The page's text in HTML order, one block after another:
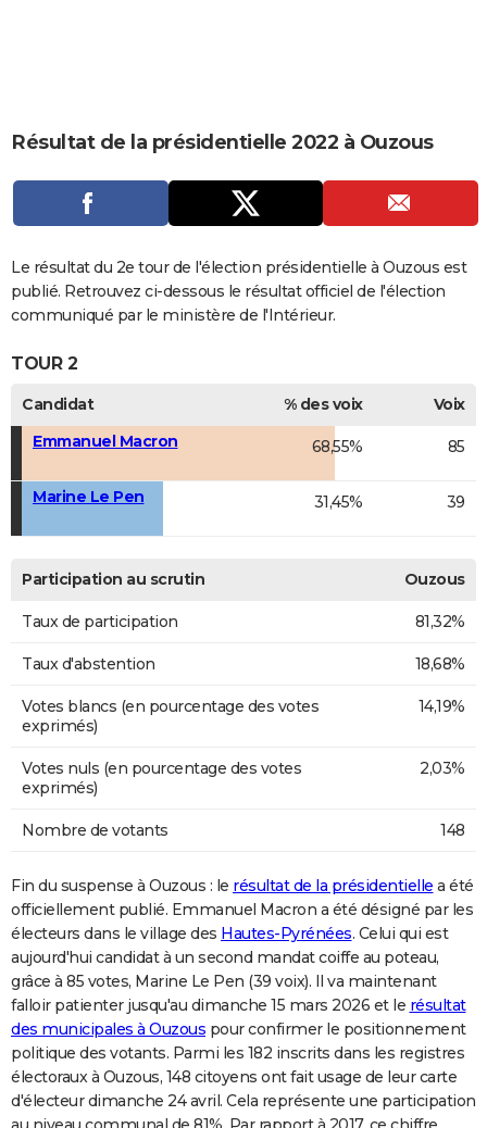
Carte de Noël
Carte Bonne année
Carte Saint-Valentin
Carte Pâques
Carte d'anniversaire
DICTIONNAIRE
COPAINS D'AVANT
Se connecter
Entreprises
Service militaire
Avis de recherche
Résultat de la présidentielle 2022 à Ouzous
Le résultat du 2e tour de l'élection présidentielle à Ouzous est
publié. Retrouvez ci-dessous le résultat officiel de l'élection
communiqué par le ministère de l'Intérieur.
TOUR 2
Candidat % des voix
Voix
Emmanuel Macron
68,55% 85
Marine Le Pen 31,45% 39
Participation au scrutin Ouzous
Taux de participation 81,32%
Taux d'abstention 18,68%
Votes blancs (en pourcentage des votes
exprimés)
14,19%
Votes nuls (en pourcentage des votes
exprimés)
2,03%
Nombre de votants 148
Fin du suspense à Ouzous : le résultat de la présidentielle a été
officiellement publié. Emmanuel Macron a été désigné par les
électeurs dans le village des Hautes-Pyrénées. Celui qui est
aujourd'hui candidat à un second mandat coiffe au poteau,
grâce à 85 votes, Marine Le Pen (39 voix). Il va maintenant
falloir patienter jusqu'au dimanche 15 mars 2026 et le résultat
des municipales à Ouzous pour confirmer le positionnement
politique des votants. Parmi les 182 inscrits dans les registres
électoraux à Ouzous, 148 citoyens ont fait usage de leur carte
d'électeur dimanche 24 avril. Cela représente une participation